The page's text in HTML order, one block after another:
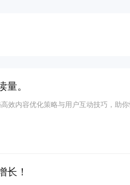
。
效内容优化策略与用户互动技巧，助你
长！